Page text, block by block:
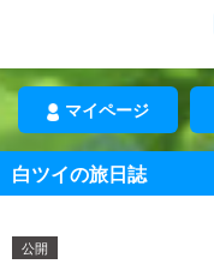
マイページ
白ツイの旅日誌
公開